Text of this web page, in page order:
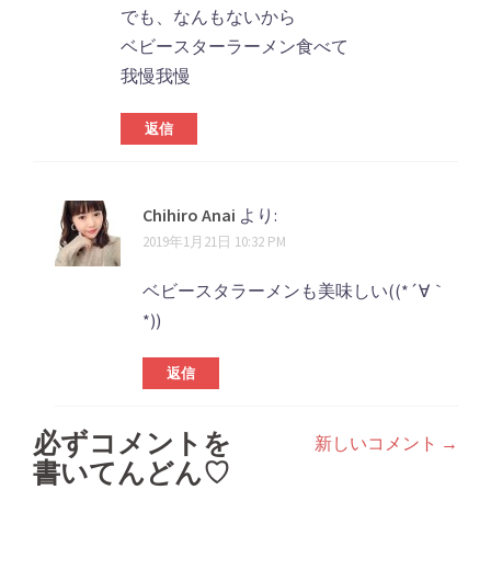
でも、なんもないから
ベビースターラーメン食べて
我慢我慢
返信
Chihiro Anai より:
2019年1月21日 10:32 PM
ベビースタラーメンも美味しい((*´∀｀
*))
返信
コ
メ
新しいコメント →
必ずコメントを
書いてんどん♡